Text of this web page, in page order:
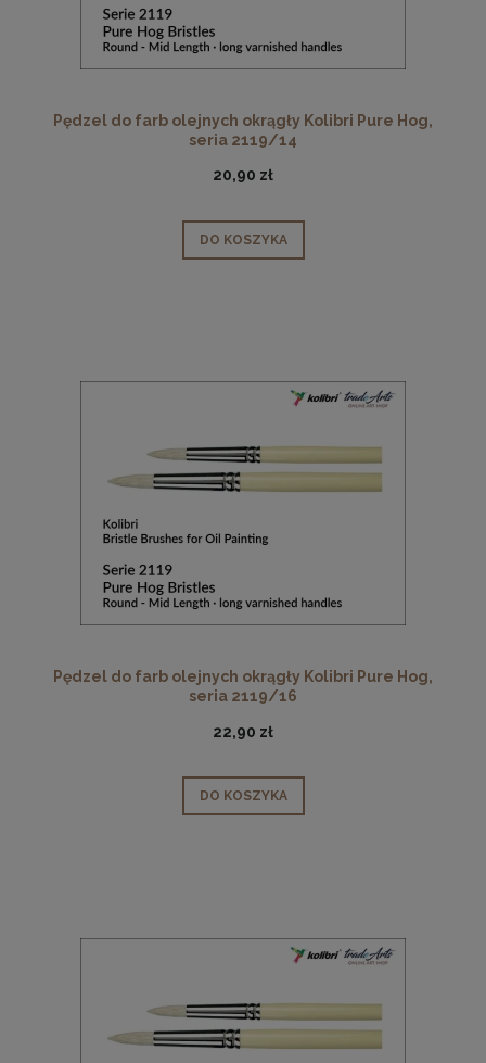
Pędzel do farb olejnych okrągły Kolibri Pure Hog,
seria 2119/14
20,90 zł
DO KOSZYKA
Pędzel do farb olejnych okrągły Kolibri Pure Hog,
seria 2119/16
22,90 zł
DO KOSZYKA